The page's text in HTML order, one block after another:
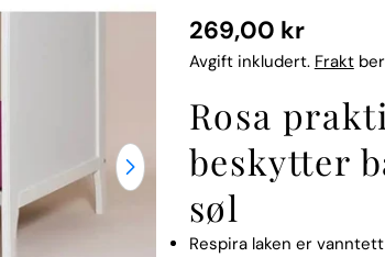
Åpne media 1 i modal
Vanlig
pris
269,00 kr
Avgift inkludert. Frakt
Rosa
beskytter
søl
Respira laken er